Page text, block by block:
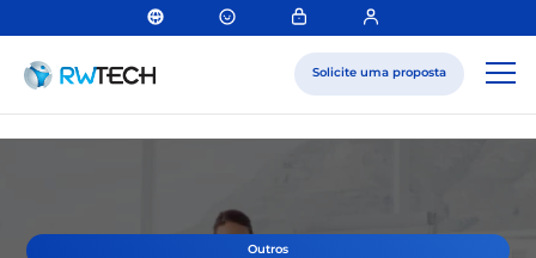
Solicite uma proposta
Outros